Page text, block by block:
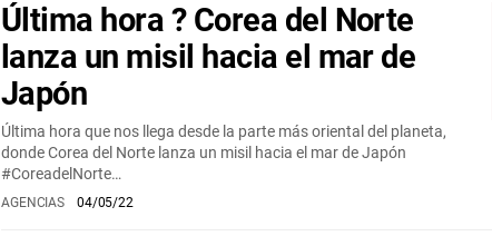
Última hora ? Corea del Norte
lanza un misil hacia el mar de
Japón
Última hora que nos llega desde la parte más oriental del planeta,
donde Corea del Norte lanza un misil hacia el mar de Japón
#CoreadelNorte…
AGENCIAS 04/05/22